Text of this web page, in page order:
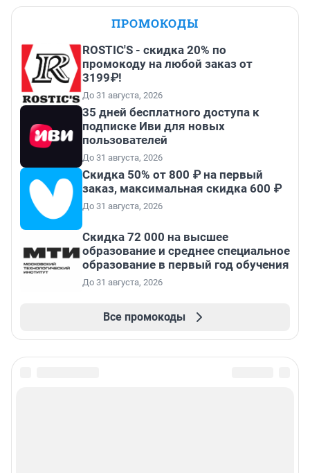
ПРОМОКОДЫ
ROSTIC'S - скидка 20% по
промокоду на любой заказ от
3199₽!
До 31 августа, 2026
35 дней бесплатного доступа к
подписке Иви для новых
пользователей
До 31 августа, 2026
Скидка 50% от 800 ₽ на первый
заказ, максимальная скидка 600 ₽
До 31 августа, 2026
Скидка 72 000 на высшее
образование и среднее специальное
образование в первый год обучения
До 31 августа, 2026
Все промокоды